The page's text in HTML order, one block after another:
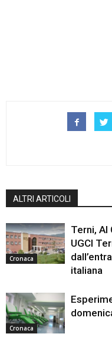
ALTRI ARTICOLI
Cronaca
Terni, Al
UGCI
italiana
Cronaca